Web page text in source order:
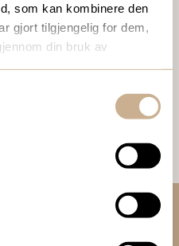
som kan kombinere den
gjort tilgjengelig for dem,
din bruk av
gratis kundemagasin
traume, kirurgi, hospital